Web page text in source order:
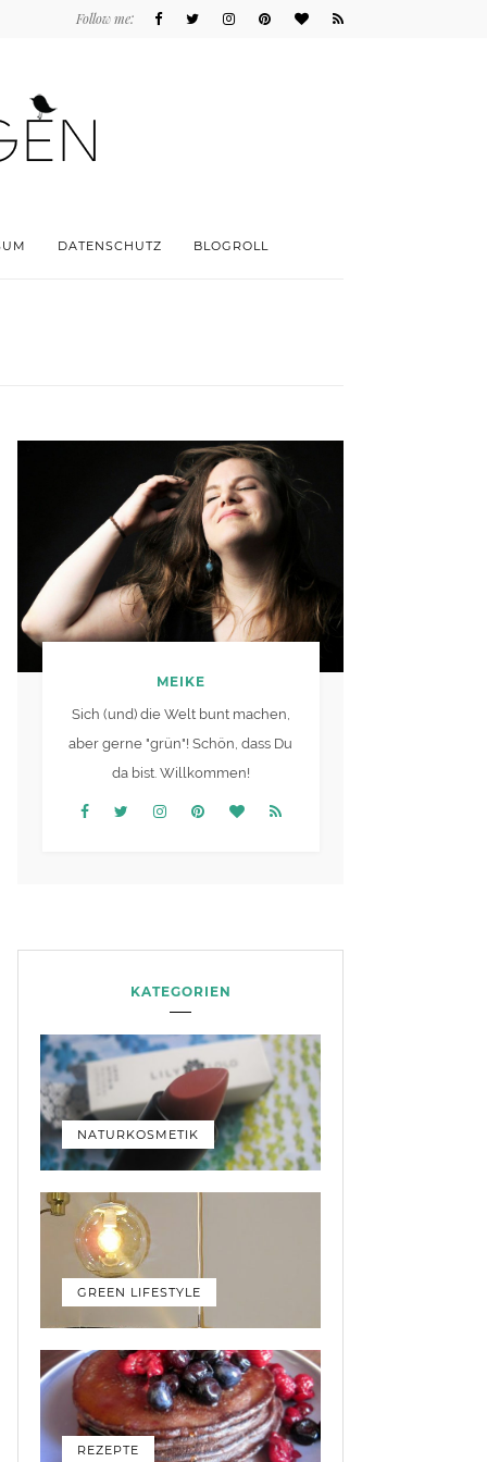
Follow me:
DATENSCHUTZ BLOGROLL
MEIKE
Sich (und) die Welt bunt machen,
aber gerne "grün"! Schön, dass Du
da bist. Willkommen!
KATEGORIEN
NATURKOSMETIK
GREEN LIFESTYLE
REZEPTE